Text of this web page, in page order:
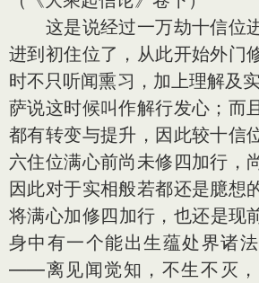
这是说经过一万劫十信位
进到初住位了，从此开始外门
时不只听闻熏习，加上理解及
萨说这时候叫作解行发心；而
都有转变与提升，因此较十信
六住位满心前尚未修四加行，
因此对于实相般若都还是臆想
将满心加修四加行，也还是
身中有一个能出生蕴处界诸
——离见闻觉知，不生不灭，